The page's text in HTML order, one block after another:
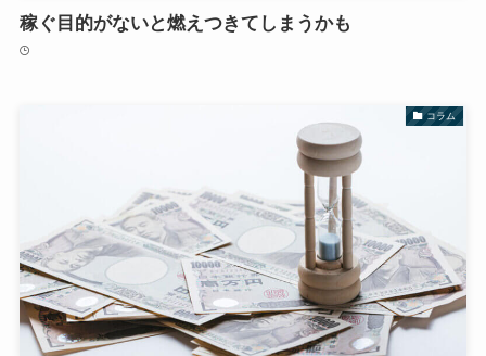
稼ぐ目的がないと燃えつきてしまうかも
コラム